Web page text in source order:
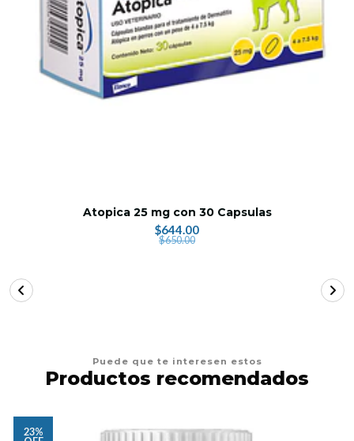
Atopica 25 mg con 30 Capsulas
$644.00
$650.00
Puede que te interesen estos
Productos recomendados
23%